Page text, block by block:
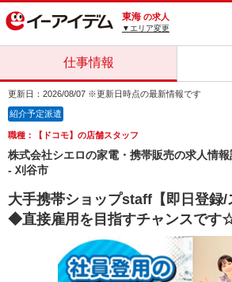
東海 の求人
▼エリア変更
仕事情報
更新日：2026/08/07 ※更新日時点の最新情報です
紹介予定派遣
職種：【ドコモ】の店舗スタッフ
株式会社シエロの家電・携帯販売の求人情報
- 刈谷市
大手携帯ショップstaff【即日登録/
◆直接雇用を目指すチャンスです